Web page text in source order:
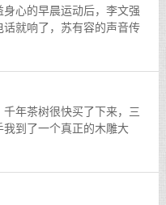
运动后，李文强
就响了，苏有容的声音传
很快买了下来，三
到了一个真正的木雕大
栩如生的山神雕像，这个